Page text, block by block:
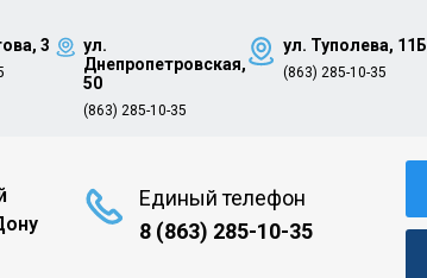
3
ул.
Днепропетровская,
50
(863) 285-10-35
ул. Туполева, 11Б
(863) 285-10-35
Единый телефон
8 (863) 285-10-35